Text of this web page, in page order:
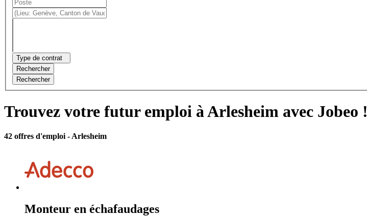
Type de contrat
Rechercher
Rechercher
Trouvez votre futur emploi à Arlesheim avec Jobeo !
42 offres d'emploi - Arlesheim
Monteur en échafaudages